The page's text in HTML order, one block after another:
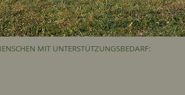
MIT UNTERSTÜTZUNGSBEDARF: